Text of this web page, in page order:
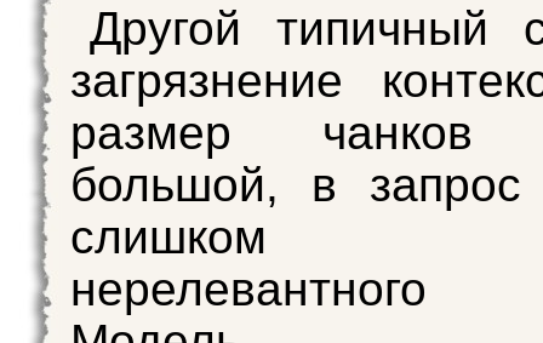
Другой типичный
загрязнение
размер чанков
большой, в запрос
слишком